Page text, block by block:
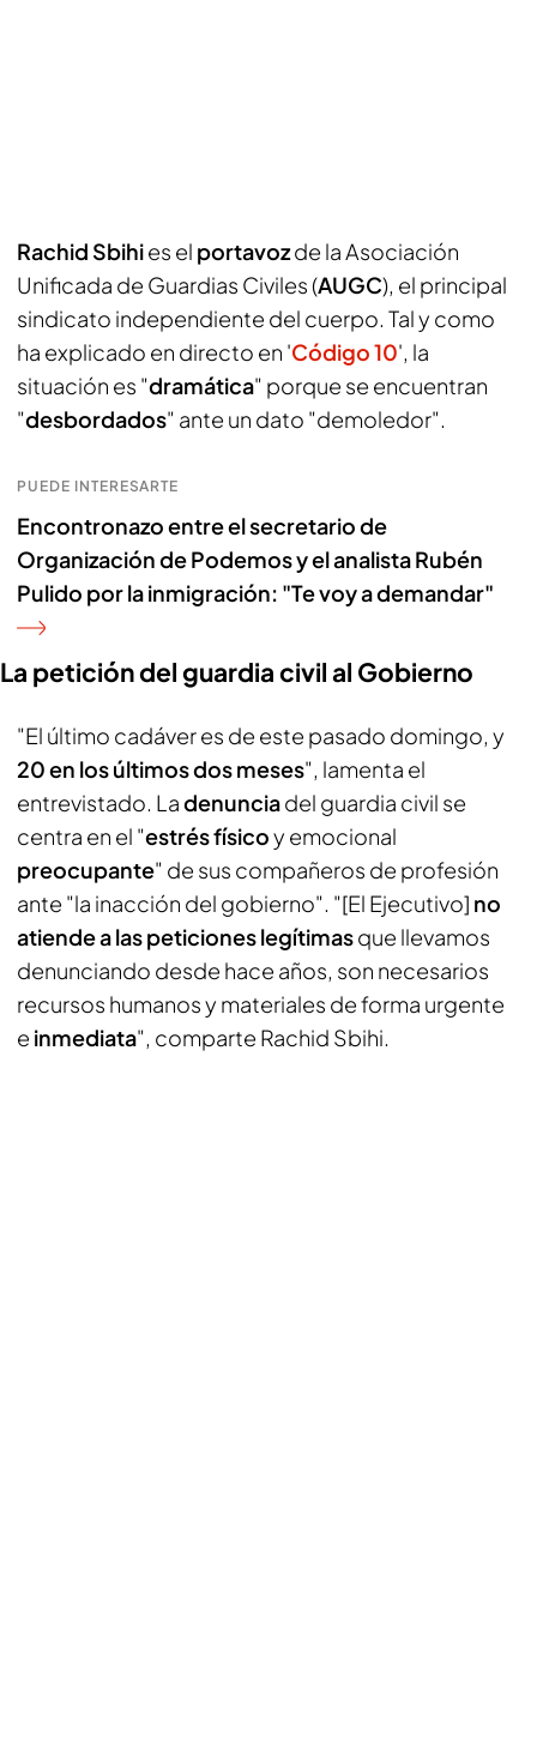
Rachid Sbihies el portavozde la Asociación
Unificada de Guardias Civiles (AUGC), el principal
sindicato independiente del cuerpo. Tal y como
ha explicado en directo en 'Código 10', la
situación es "dramática" porque se encuentran
"desbordados" ante un dato "demoledor".
PUEDE INTERESARTE
Encontronazo entre el secretario de
Organización de Podemos y el analista Rubén
Pulido por la inmigración: "Te voy a demandar"
La petición del guardia civil al Gobierno
"El último cadáver es de este pasado domingo, y
20 en los últimos dos meses", lamenta el
entrevistado. Ladenunciadel guardia civil se
centra en el "estrés físicoy emocional
preocupante" de sus compañeros de profesión
ante "la inacción del gobierno". "[El Ejecutivo] no
atiende a las peticiones legítimasque llevamos
denunciando desde hace años, son necesarios
recursos humanos y materiales de forma urgente
e inmediata", comparte Rachid Sbihi.